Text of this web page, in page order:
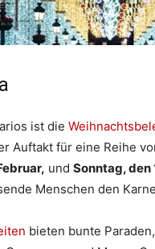
ist die
Auftakt für eine Reihe
und Sonntag, den
Menschen den
bieten bunte